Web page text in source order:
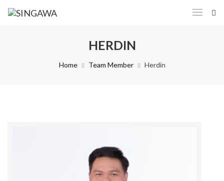
HERDIN
Home Team Member Herdin